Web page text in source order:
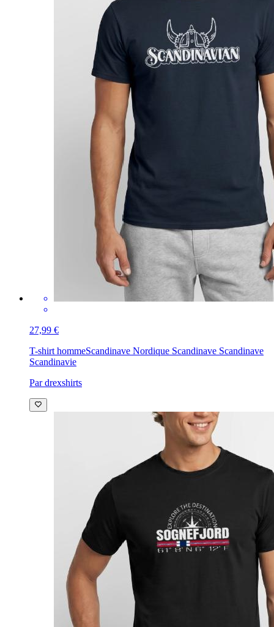
27,99 €
T-shirt hommeScandinave Nordique Scandinave Scandinave
Scandinavie
Par drexshirts